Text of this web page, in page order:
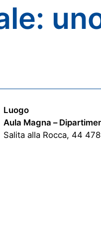
Luogo
Aula Magna –
Salita alla Rocca, 44